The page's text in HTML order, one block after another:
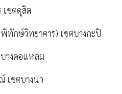
เขตดุสิต
พิทักษ์วิทยาคาร) เขตบางกะปิ
บางคอแหลม
เขตบางนา